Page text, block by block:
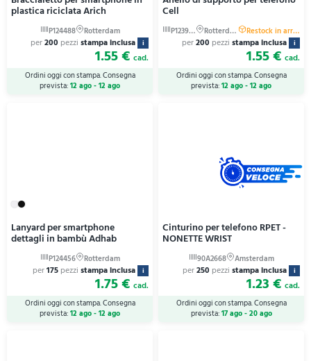
plastica riciclata Arich
per200 pezzi stampa inclusa i
1.55 € cad.
Ordini oggi con stampa. Consegna
prevista:12 ago - 12 ago
Cell
per200 pezzi stampa inclusa i
1.55 € cad.
Ordini oggi con stampa. Consegna
prevista:12 ago - 12 ago
Lanyard per smartphone
dettagli in bambù Adhab
per175 pezzi stampa inclusa i
1.75 € cad.
Ordini oggi con stampa. Consegna
prevista:12 ago - 12 ago
Cinturino per telefono RPET -
NONETTE WRIST
per250 pezzi stampa inclusa i
1.23 € cad.
Ordini oggi con stampa. Consegna
prevista:17 ago - 20 ago